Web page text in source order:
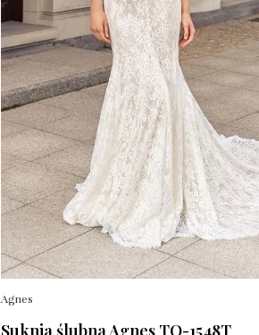
Agnes